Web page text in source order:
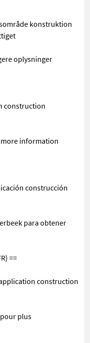
konstruktion
oplysninger
construction
more information
construcción
para obtener
==
construction
plus